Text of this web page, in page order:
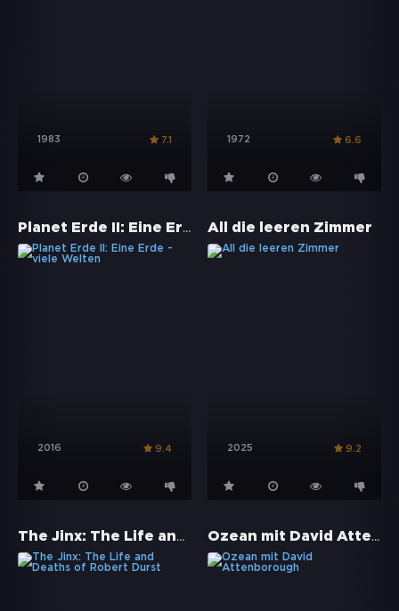
1983 7.1 1972 6.6
Planet Erde II: Eine Erde - viele Welten
2016 9.4
All die leeren Zimmer
2025 9.2
The Jinx: The Life and Deaths of Robert Durst Ozean mit David Attenborough